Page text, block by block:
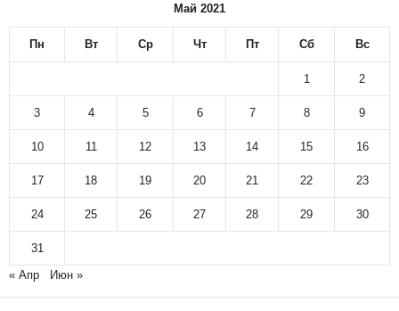
Май 2021
Пн Вт Ср Чт Пт Сб Вс
1 2
3 4 5 6 7 8 9
10 11 12 13 14 15 16
17 18 19 20 21 22 23
24 25 26 27 28 29 30
31
« Апр
Июн »